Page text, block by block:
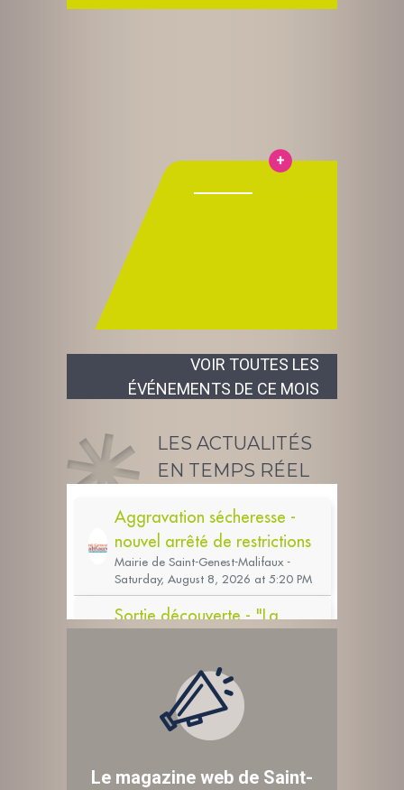
VOIR TOUTES LES
ÉVÉNEMENTS DE CE MOIS
LES ACTUALITÉS
EN TEMPS RÉEL
Le magazine web de Saint-